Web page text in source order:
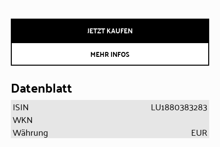
JETZT KAUFEN
MEHR INFOS
Datenblatt
ISIN
LU1880383283
WKN
Währung
EUR